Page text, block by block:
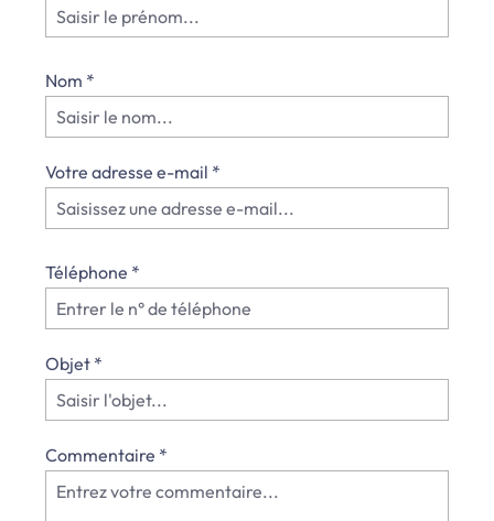
Nom *
Votre adresse e-mail *
Téléphone *
Objet *
Commentaire *